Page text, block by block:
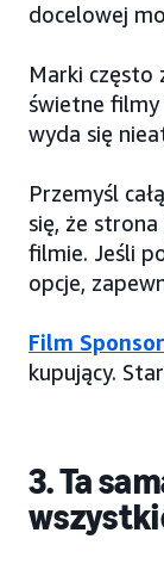
docelowej
Marki często
świetne
wyda się
Przemyśl
się, że
filmie. Jeśli
opcje,
Film
kupujący.
3. Ta